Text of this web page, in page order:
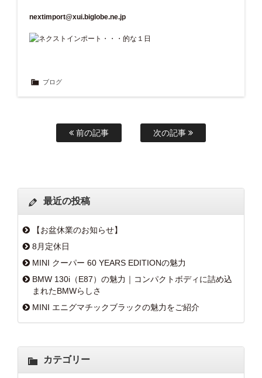
nextimport@xui.biglobe.ne.jp
ブログ
前の記事 次の記事
最近の投稿
【お盆休業のお知らせ】
8月定休日
MINI クーパー 60 YEARS EDITIONの魅力
BMW 130i（E87）の魅力｜コンパクトボディに詰め込
まれたBMWらしさ
MINI エニグマチックブラックの魅力をご紹介
カテゴリー